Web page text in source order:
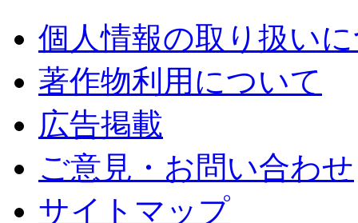
個人情報の取り扱い
著作物利用について
広告掲載
ご意見・お問い合わせ
サイトマップ